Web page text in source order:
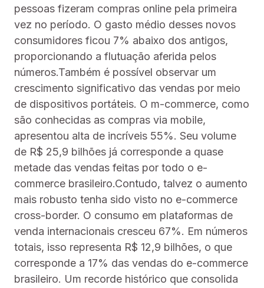
pessoas fizeram compras online pela primeira
vez no período. O gasto médio desses novos
consumidores ficou 7% abaixo dos antigos,
proporcionando a flutuação aferida pelos
números.Também é possível observar um
crescimento significativo das vendas por meio
de dispositivos portáteis. O m-commerce, como
são conhecidas as compras via mobile,
apresentou alta de incríveis 55%. Seu volume
de R$ 25,9 bilhões já corresponde a quase
metade das vendas feitas por todo o e-
commerce brasileiro.Contudo, talvez o aumento
mais robusto tenha sido visto no e-commerce
cross-border. O consumo em plataformas de
venda internacionais cresceu 67%. Em números
totais, isso representa R$ 12,9 bilhões, o que
corresponde a 17% das vendas do e-commerce
brasileiro. Um recorde histórico que consolida